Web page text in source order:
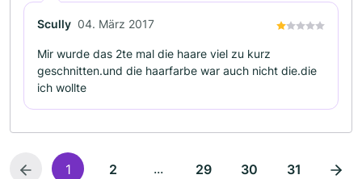
Scully 04. März 2017
Mir wurde das 2te mal die haare viel zu kurz
geschnitten.und die haarfarbe war auch nicht die.die
ich wollte
1 2 ... 29 30 31